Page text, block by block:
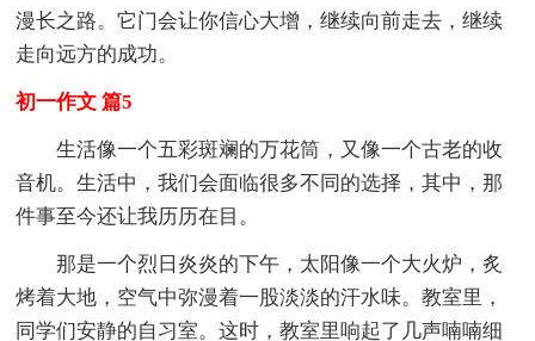
漫长之路。它门会让你信心大增，继续向前走去，继续
走向远方的成功。
初一作文 篇5
生活像一个五彩斑斓的万花筒，又像一个古老的收
音机。生活中，我们会面临很多不同的选择，其中，那
件事至今还让我历历在目。
那是一个烈日炎炎的下午，太阳像一个大火炉，炙
烤着大地，空气中弥漫着一股淡淡的汗水味。教室里，
同学们安静的自习室。这时，教室里响起了几声喃喃细